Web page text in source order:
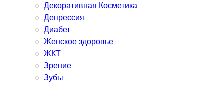
Декоративная Косметика
Депрессия
Диабет
Женское здоровье
ЖКТ
Зрение
Зубы